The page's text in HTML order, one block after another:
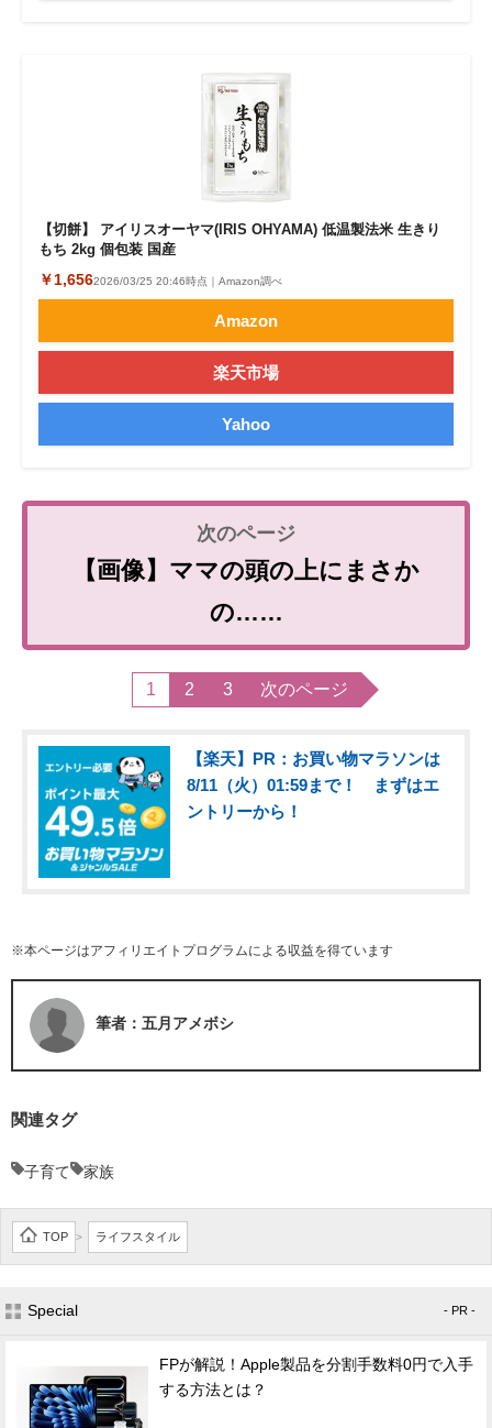
【切餅】 アイリスオーヤマ(IRIS OHYAMA) 低温製法米 生きり
もち 2kg 個包装 国産
￥1,6562026/03/25 20:46時点｜Amazon調べ
Amazon
楽天市場
Yahoo
【画像】ママの頭の上にまさか
の……
1 2 3 次のページ
【楽天】PR：お買い物マラソンは
8/11（火）01:59まで！ まずはエ
ントリーから！
※本ページはアフィリエイトプログラムによる収益を得ています
筆者：五月アメボシ
関連タグ
子育て 家族
TOP > ライフスタイル
Special - PR -
FPが解説！Apple製品を分割手数料0円で入手
する方法とは？